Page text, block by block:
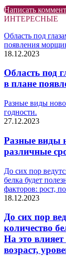
Написать
ИНТЕРЕСНЫЕ
Область под
появления
18.12.2023
Область под
в плане
Разные виды
годности.
27.12.2023
Разные виды
различные
До сих пор
белка будет
факторов: рост,
18.12.2023
До сих пор
количество
На это
возраст,